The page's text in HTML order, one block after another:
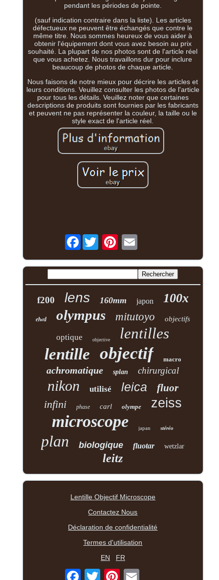
pendant les périodes de pointe.
(sauf indication contraire dans la liste). Les articles
défectueux ne peuvent être échangés que contre le
même titre. Nous sommes heureux de vous aider à
obtenir l'équipement dont vous avez besoin au prix
souhaité. La plupart de nos photos sont de l'article réel
que vous achetez. Nous travaillons dur pour inclure
beaucoup de photos de chaque article.
Nous faisons de notre mieux pour décrire les articles et
leurs conditions. Veuillez consulter les photos de l'article
pour tous les détails. Veuillez noter que certaines
descriptions de produits sont fournies par les fabricants
et peuvent ne pas représenter la couleur, la taille ou le
style exact de l'article réel.
Facebook
f200 lens 160mm japon 100x
elwd olympus mitutoyo objectifs
optique objective lentilles
lentille objectif macro
achromatique splan chirurgical
nikon utilisé leica fluor
infini phase carl olympe zeiss
microscope japan stéréo
plan biologique fluotar wetzlar
leitz
Lentille Objectif Microscope
Contactez Nous
Déclaration de confidentialité
Termes d'utilisation
EN
FR